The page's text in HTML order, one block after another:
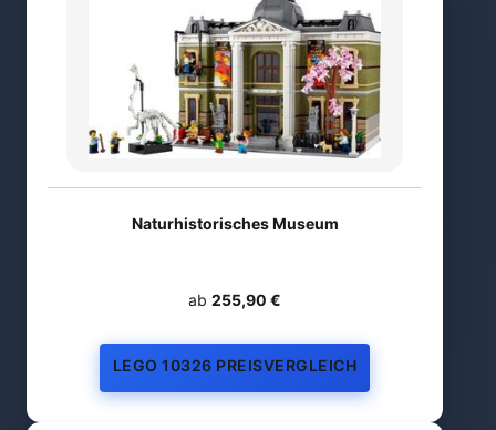
Naturhistorisches Museum
ab 255,90 €
LEGO 10326 PREISVERGLEICH